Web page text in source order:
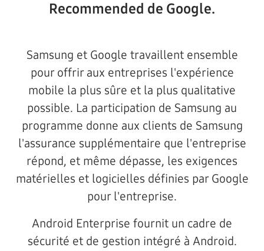
Recommended de Google.
Samsung et Google travaillent ensemble
pour offrir aux entreprises l'expérience
mobile la plus sûre et la plus qualitative
possible. La participation de Samsung au
programme donne aux clients de Samsung
l'assurance supplémentaire que l'entreprise
répond, et même dépasse, les exigences
matérielles et logicielles définies par Google
pour l'entreprise.
Android Enterprise fournit un cadre de
sécurité et de gestion intégré à Android.